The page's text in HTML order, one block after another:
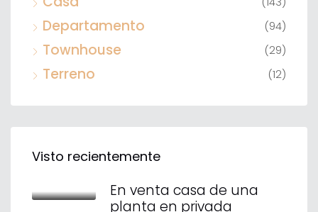
Departamento (94)
Townhouse (29)
Terreno (12)
Visto recientemente
En venta casa de una
planta en privada